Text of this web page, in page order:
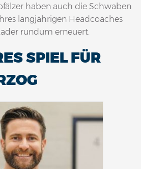
haben auch die Schwaben
langjährigen Headcoaches
rundum erneuert.
SPIEL FÜR